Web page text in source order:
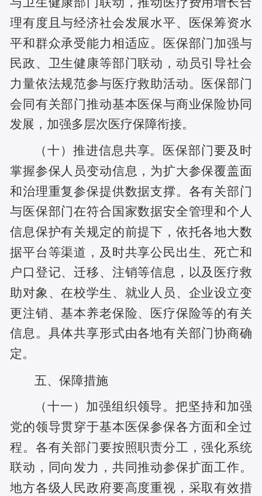
理有度且与经济社会发展水平、医保筹资水
平和群众承受能力相适应。医保部门加强与
民政、卫生健康等部门联动，动员引导社会
力量依法规范参与医疗救助活动。医保部门
会同有关部门推动基本医保与商业保险协同
发展，加强多层次医疗保障衔接。
（十）推进信息共享。医保部门要及时
掌握参保人员变动信息，为扩大参保覆盖面
和治理重复参保提供数据支撑。各有关部门
与医保部门在符合国家数据安全管理和个人
信息保护有关规定的前提下，依托各地大数
据平台等渠道，及时共享公民出生、死亡和
户口登记、迁移、注销等信息，以及医疗救
助对象、在校学生、就业人员、企业设立变
更注销、基本养老保险、医疗保险等的有关
信息。具体共享形式由各地有关部门协商确
定。
五、保障措施
（十一）加强组织领导。把坚持和加强
党的领导贯穿于基本医保参保各方面和全过
程。各有关部门要按照职责分工，强化系统
联动，同向发力，共同推动参保扩面工作。
地方各级人民政府要高度重视，采取有效措